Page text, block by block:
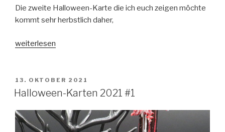
Die zweite Halloween-Karte die ich euch zeigen möchte
kommt sehr herbstlich daher,
„Halloween-
#2“
weiterlesen
VERÖFFENTLICHT
AM
13. OKTOBER 2021
Halloween-Karten 2021 #1